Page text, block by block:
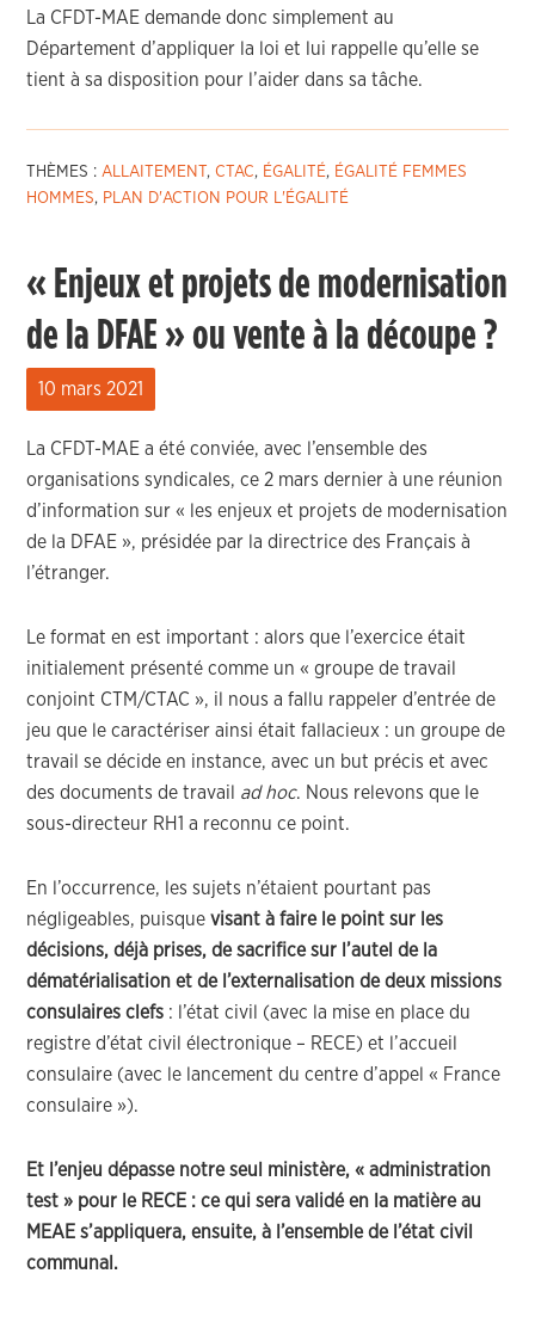
La CFDT-MAE demande donc simplement au
Département d’appliquer la loi et lui rappelle qu’elle se
tient à sa disposition pour l’aider dans sa tâche.
THÈMES :ALLAITEMENT ,CTAC, ÉGALITÉ, ÉGALITÉ FEMMES
HOMMES, PLAN D'ACTION POUR L'ÉGALITÉ
« Enjeux et projets de modernisation
de la DFAE » ou vente à la découpe ?
10 mars 2021
La CFDT-MAE a été conviée, avec l’ensemble des
organisations syndicales, ce 2 mars dernier à une réunion
d’information sur « les enjeux et projets de modernisation
de la DFAE », présidée par la directrice des Français à
l’étranger.
Le format en est important : alors que l’exercice était
initialement présenté comme un « groupe de travail
conjoint CTM/CTAC », il nous a fallu rappeler d’entrée de
jeu que le caractériser ainsi était fallacieux : un groupe de
travail se décide en instance, avec un but précis et avec
des documents de travail ad hoc. Nous relevons que le
sous-directeur RH1 a reconnu ce point.
En l’occurrence, les sujets n’étaient pourtant pas
négligeables, puisquevisant à faire le point sur les
décisions, déjà prises, de sacrifice sur l’autel de la
dématérialisation et de l’externalisation de deux missions
consulaires clefs : l’état civil (avec la mise en place du
registre d’état civil électronique – RECE) et l’accueil
consulaire (avec le lancement du centre d’appel « France
consulaire »).
Et l’enjeu dépasse notre seul ministère, « administration
test » pour le RECE : ce qui sera validé en la matière au
MEAE s’appliquera, ensuite, à l’ensemble de l’état civil
communal.